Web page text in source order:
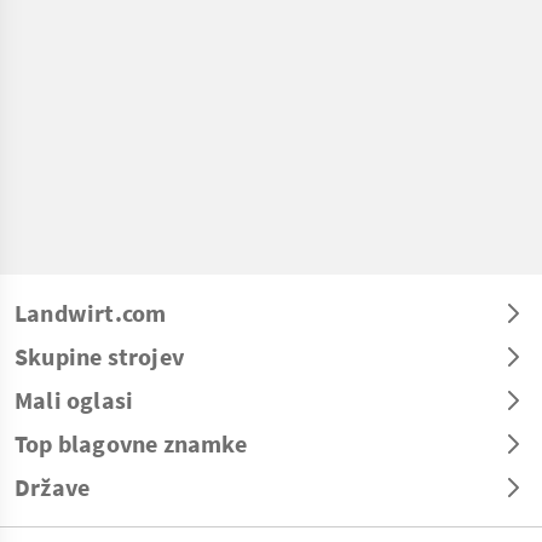
Landwirt.com
Skupine strojev
Mali oglasi
Top blagovne znamke
Države